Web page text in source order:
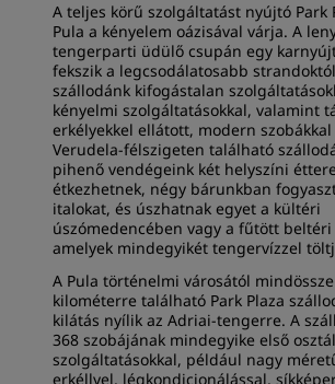
A teljes körű szolgáltatást nyújtó Park
Pula a kényelem oázisával várja. A
tengerparti üdülő csupán egy
fekszik a legcsodálatosabb
szállodánk kifogástalan
kényelmi szolgáltatásokkal, valamint
erkélyekkel ellátott, modern
Verudela-félszigeten található
pihenő vendégeink két helyszíni
étkezhetnek, négy bárunkban
italokat, és úszhatnak egyet a kültéri
úszómedencében vagy a fűtött
amelyek mindegyikét tengervízzel
A Pula történelmi városától
kilométerre található Park Plaza
kilátás nyílik az Adriai-tengerre. A
368 szobájának mindegyike első
szolgáltatásokkal, például nagy
erkéllyel, légkondicionálással,